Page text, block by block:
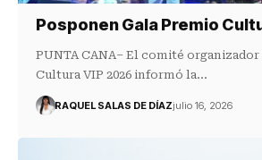
Posponen Gala Premio
PUNTA CANA– El comité organizador
Cultura VIP 2026 informó la…
RAQUEL SALAS DE DÍAZjulio 16, 2026